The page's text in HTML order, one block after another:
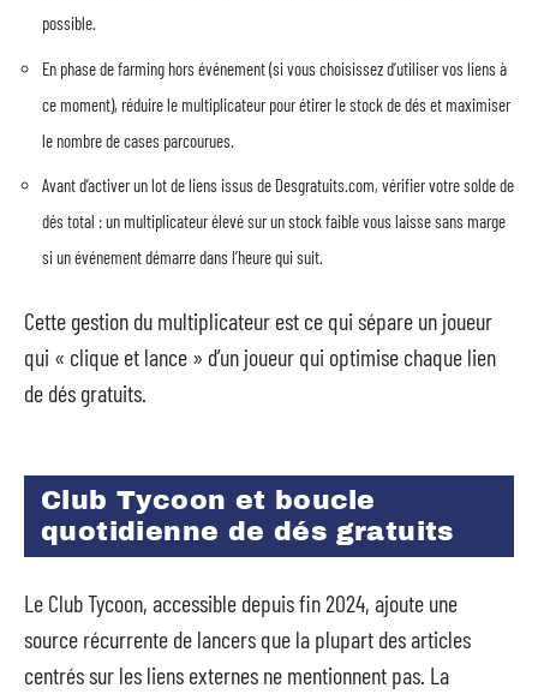
possible.
En phase de farming hors événement (si vous choisissez d’utiliser vos liens à
ce moment), réduire le multiplicateur pour étirer le stock de dés et maximiser
le nombre de cases parcourues.
Avant d’activer un lot de liens issus de Desgratuits.com, vérifier votre solde de
dés total : un multiplicateur élevé sur un stock faible vous laisse sans marge
si un événement démarre dans l’heure qui suit.
Cette gestion du multiplicateur est ce qui sépare un joueur
qui « clique et lance » d’un joueur qui optimise chaque lien
de dés gratuits.
Club Tycoon et boucle
quotidienne de dés gratuits
Le Club Tycoon, accessible depuis fin 2024, ajoute une
source récurrente de lancers que la plupart des articles
centrés sur les liens externes ne mentionnent pas. La